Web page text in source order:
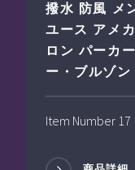
撥水 防風 メ
ユース アメ
ロン パーカ
ー・ブルゾ
Item Number 17